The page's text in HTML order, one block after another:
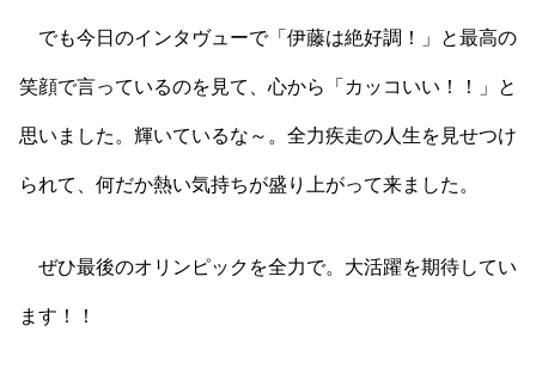
でも今日のインタヴューで「伊藤は絶好調！」と最高の
笑顔で言っているのを見て、心から「カッコいい！！」と
思いました。輝いているな～。全力疾走の人生を見せつけ
られて、何だか熱い気持ちが盛り上がって来ました。
ぜひ最後のオリンピックを全力で。大活躍を期待してい
ます！！